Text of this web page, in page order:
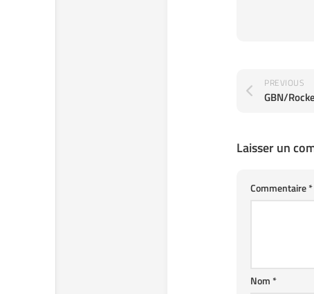
PREVIOUS
Laisser un
Commentaire*
Nom*